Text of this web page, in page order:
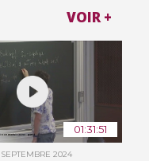
01:31:51
2024
VOIR +